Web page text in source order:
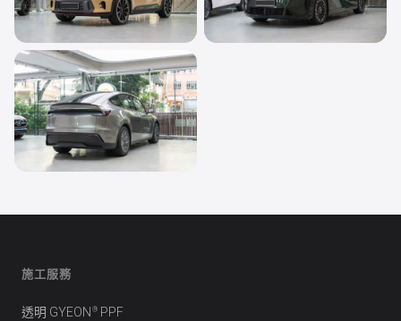
轉色 PPF
smart #5 BRABUS
Dust Yellow
Tesla Model Y L
施工服務
透明 GYEON ® PPF